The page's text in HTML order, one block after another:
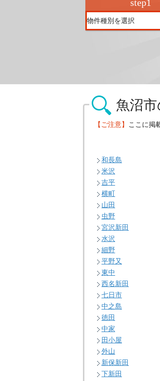
step1
魚沼市
【ご注意】 ここに掲
和長島
米沢
吉平
横町
山田
虫野
宮沢新田
水沢
細野
平野又
東中
西名新田
七日市
中之島
徳田
中家
田小屋
外山
新保新田
下新田